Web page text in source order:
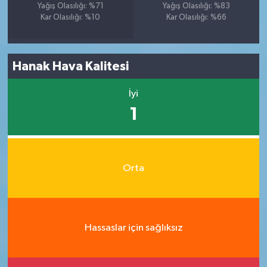
Yağış Olasılığı: %71
Kar Olasılığı: %10
Yağış Olasılığı: %83
Kar Olasılığı: %66
Hanak Hava Kalitesi
İyi
1
Orta
Hassaslar için sağlıksız